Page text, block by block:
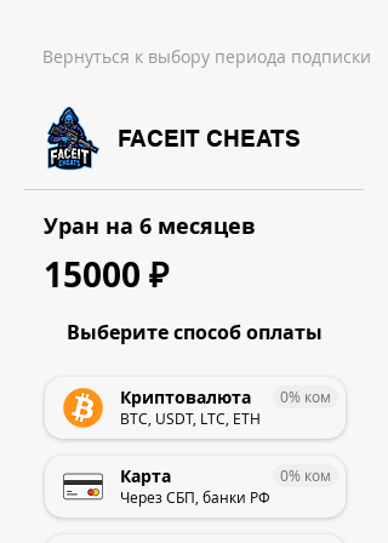
Вернуться к выбору периода подписки
FACEIT CHEATS
Уран на 6 месяцев
15000 ₽
Выберите способ оплаты
Криптовалюта
BTC, USDT, LTC, ETH
0% ком
Карта
Через СБП, банки РФ
0% ком